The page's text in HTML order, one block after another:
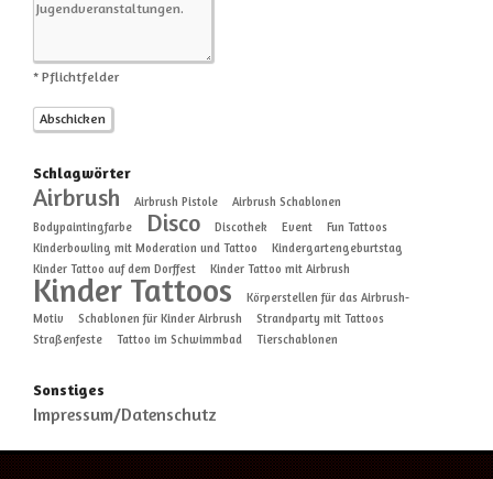
* Pflichtfelder
Schlagwörter
Airbrush Airbrush Pistole
Airbrush Schablonen
Bodypaintingfarbe
Disco Discothek Event
Fun Tattoos
Kinderbowling mit Moderation und Tattoo
Kindergartengeburtstag
Kinder Tattoo auf dem Dorffest
Kinder Tattoo mit Airbrush
Kinder Tattoos
Körperstellen für das Airbrush-
Motiv
Schablonen für Kinder Airbrush
Strandparty mit Tattoos
Straßenfeste
Tattoo im Schwimmbad Tierschablonen
Sonstiges
Impressum/Datenschutz